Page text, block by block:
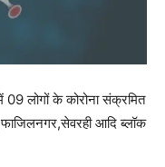
09 लोगों के कोरोना संक्रमित
आदि ब्लॉक